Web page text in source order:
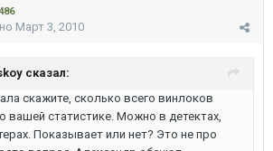
Март 3, 2010
сказал:
скажите, сколько всего винлоков
вашей статистике. Можно в детектах,
Показывает или нет? Это не про